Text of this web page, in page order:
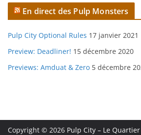
En direct des Pulp Monsters
Pulp City Optional Rules 17 janvier 2021
Preview: Deadliner! 15 décembre 2020
Previews: Amduat & Zero 5 décembre
Copyright © 2026 Pulp City – Le